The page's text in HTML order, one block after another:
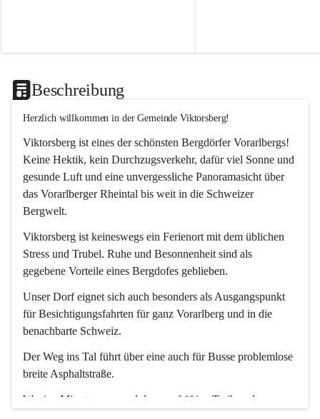
Beschreibung
Herzlich willkommen in der Gemeinde Viktorsberg!
Viktorsberg ist eines der schönsten Bergdörfer Vorarlbergs!
Keine Hektik, kein Durchzugsverkehr, dafür viel Sonne und
gesunde Luft und eine unvergessliche Panoramasicht über
das Vorarlberger Rheintal bis weit in die Schweizer
Bergwelt.
Viktorsberg ist keineswegs ein Ferienort mit dem üblichen
Stress und Trubel. Ruhe und Besonnenheit sind als
gegebene Vorteile eines Bergdofes geblieben.
Unser Dorf eignet sich auch besonders als Ausgangspunkt
für Besichtigungsfahrten für ganz Vorarlberg und in die
benachbarte Schweiz.
Der Weg ins Tal führt über eine auch für Busse problemlose
breite Asphaltstraße.
Wenige Minuten nur, und das geschäftige Treiben der